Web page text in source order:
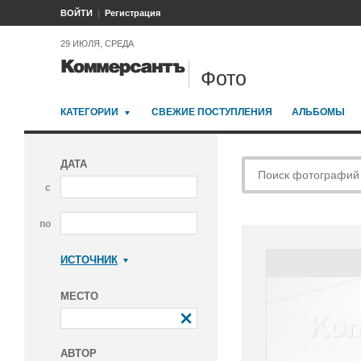
ВОЙТИ Регистрация
29 ИЮЛЯ, СРЕДА
Фото
КАТЕГОРИИ СВЕЖИЕ ПОСТУПЛЕНИЯ АЛЬБОМЫ
ДАТА
с
по
ИСТОЧНИК
МЕСТО
АВТОР